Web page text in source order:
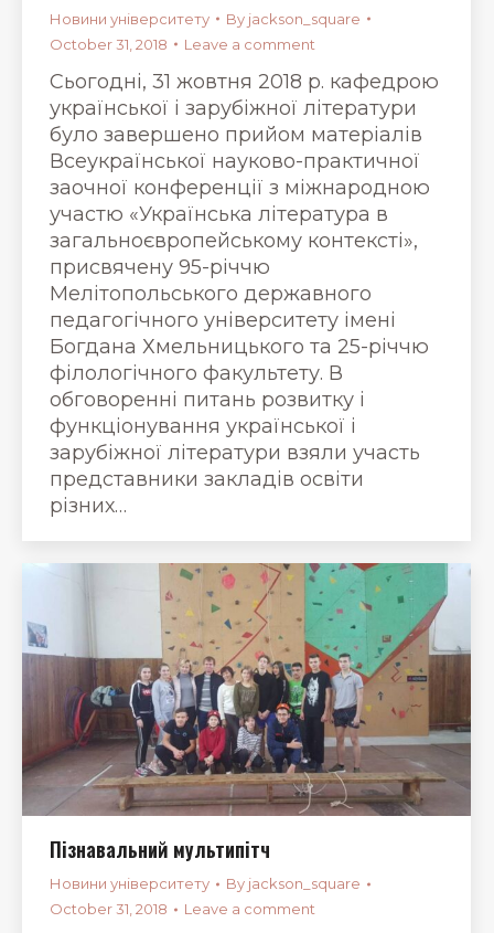
Новини університету By jackson_square
October 31, 2018
Leave a comment
Сьогодні, 31 жовтня 2018 р. кафедрою
української і зарубіжної літератури
було завершено прийом матеріалів
Всеукраїнської науково-практичної
заочної конференції з міжнародною
участю «Українська література в
загальноєвропейському контексті»,
присвячену 95-річчю
Мелітопольського державного
педагогічного університету імені
Богдана Хмельницького та 25-річчю
філологічного факультету. В
обговоренні питань розвитку і
функціонування української і
зарубіжної літератури взяли участь
представники закладів освіти
різних…
Пізнавальний мультипітч
Новини університету By jackson_square
October 31, 2018
Leave a comment